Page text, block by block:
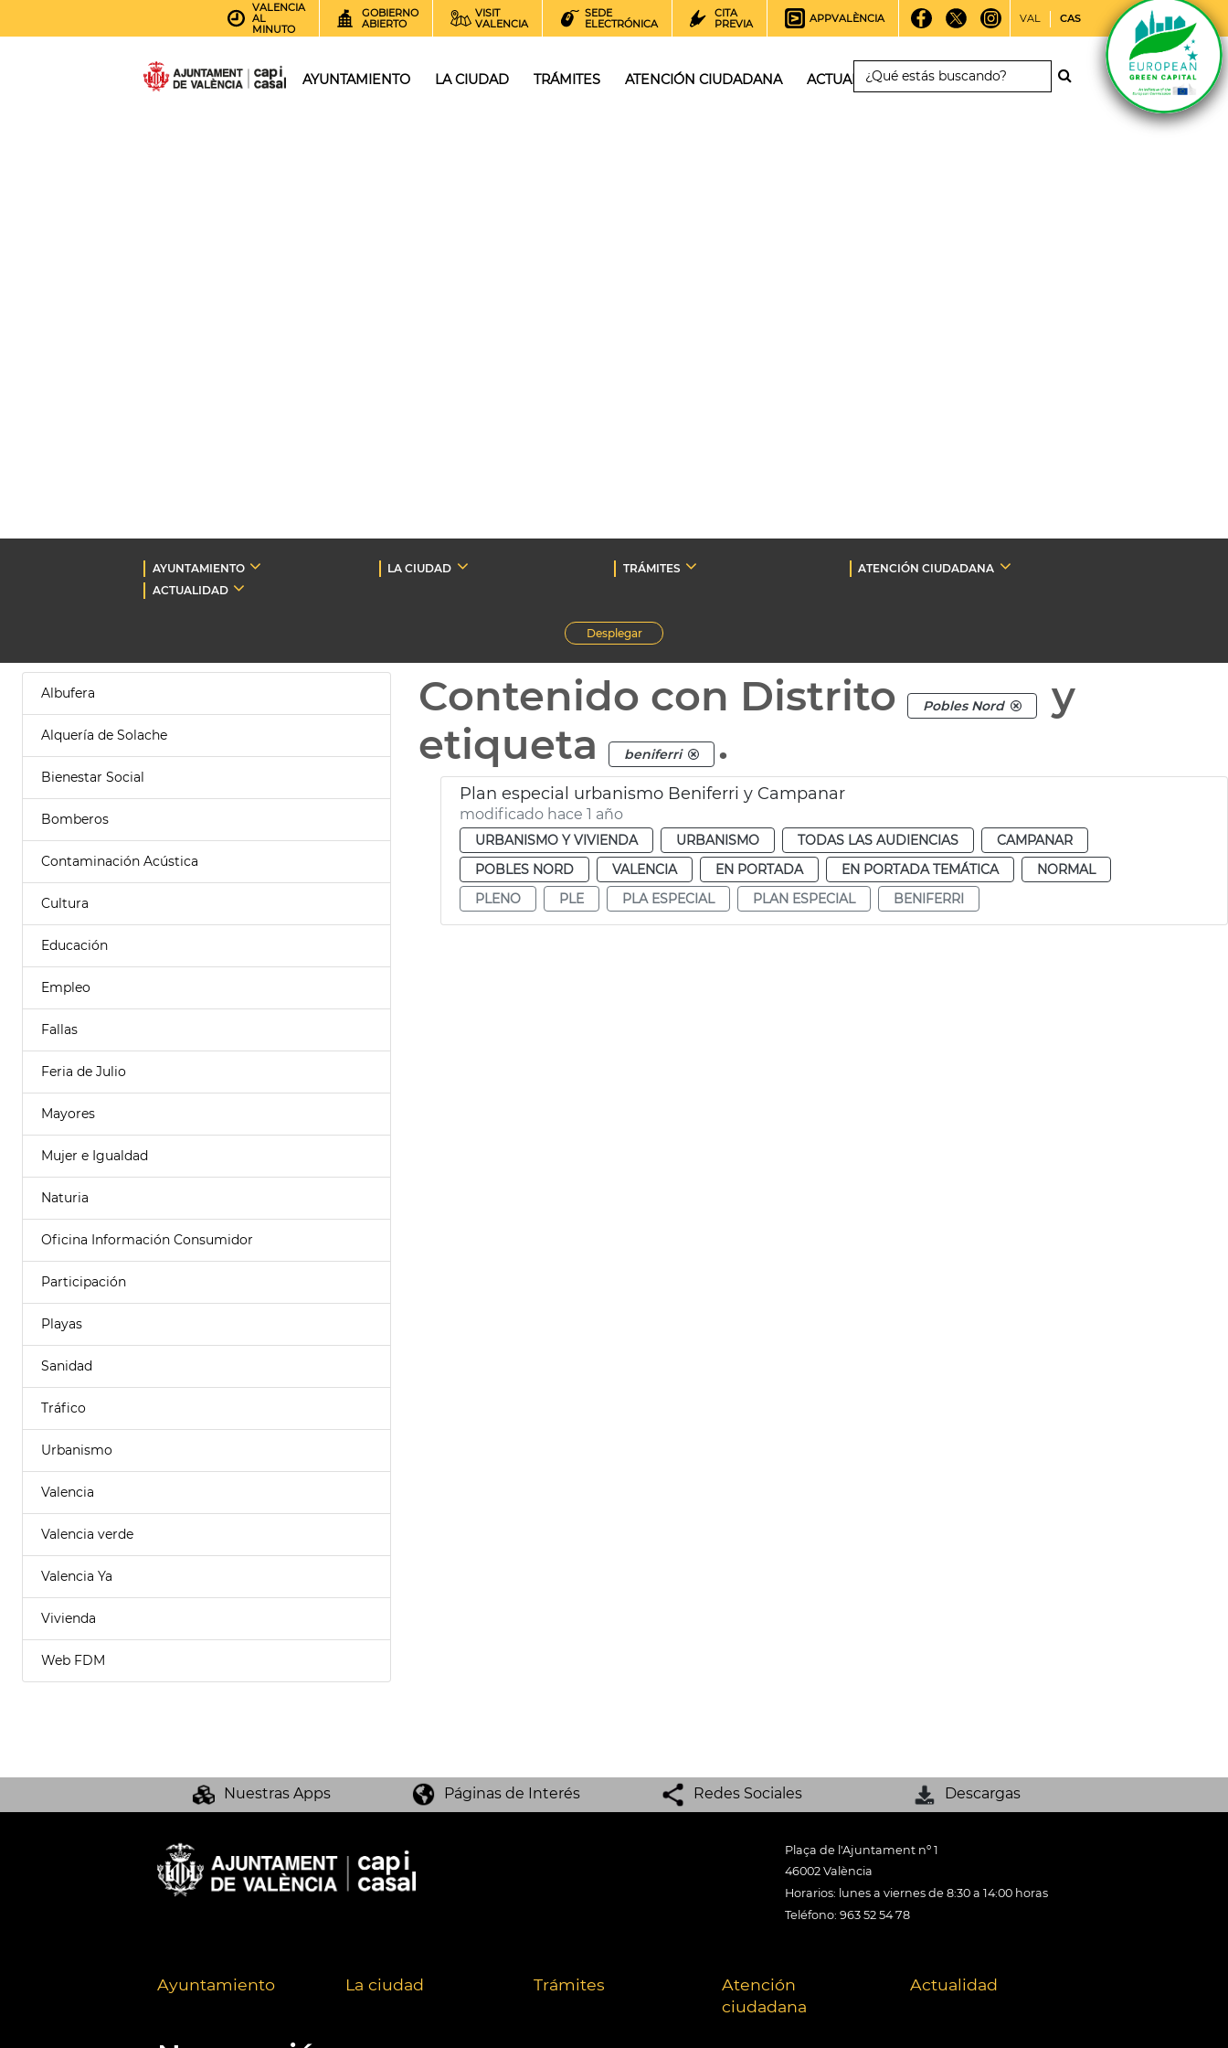
VALENCIA
AL
MINUTO
GOBIERNO
ABIERTO
VISIT
VALENCIA
SEDE
ELECTRÓNICA
CITA
PREVIA
APPVALÈNCIA VAL CAS
AYUNTAMIENTO LA CIUDAD TRÁMITES ATENCIÓN CIUDADANA ACTUALIDAD
AYUNTAMIENTO LA CIUDAD TRÁMITES
ATENCIÓN CIUDADANA
ACTUALIDAD
Desplegar
Albufera
Alquería de Solache
Bienestar Social
Bomberos
Contaminación Acústica
Cultura
Educación
Empleo
Fallas
Feria de Julio
Mayores
Mujer e Igualdad
Naturia
Oficina Información Consumidor
Participación
Playas
Sanidad
Tráfico
Urbanismo
Valencia
Valencia verde
Valencia Ya
Vivienda
Web FDM
Contenido con Distrito Pobles Nord
y
etiqueta
beniferri .
Plan especial urbanismo Beniferri y Campanar
modificado hace 1 año
URBANISMO Y VIVIENDA URBANISMO TODAS LAS AUDIENCIAS
CAMPANAR
POBLES NORD
VALENCIA EN PORTADA EN PORTADA TEMÁTICA
NORMAL
PLENO
PLE PLA ESPECIAL PLAN ESPECIAL BENIFERRI
Nuestras Apps Páginas de Interés Redes Sociales Descargas
Plaça de l'Ajuntament nº 1
46002 València
Horarios: lunes a viernes de 8:30 a 14:00 horas
Teléfono: 963 52 54 78
Ayuntamiento La ciudad Trámites
Atención
ciudadana
Actualidad